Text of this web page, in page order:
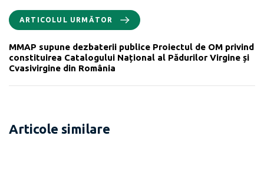
ARTICOLUL URMĂTOR
MMAP supune dezbaterii publice Proiectul de OM privind
constituirea Catalogului Național al Pădurilor Virgine și
Cvasivirgine din România
Articole similare